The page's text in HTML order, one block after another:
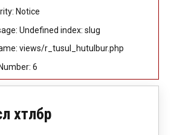
Notice
Undefined index: slug
views/r_tusul_hutulbur.php
6
хөтөлбөр